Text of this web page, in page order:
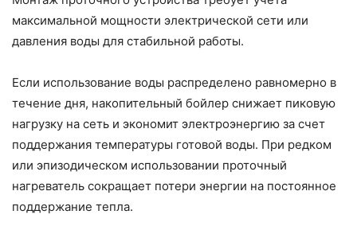
максимальной мощности электрической сети или
давления воды для стабильной работы.
Если использование воды распределено равномерно в
течение дня, накопительный бойлер снижает пиковую
нагрузку на сеть и экономит электроэнергию за счет
поддержания температуры готовой воды. При редком
или эпизодическом использовании проточный
нагреватель сокращает потери энергии на постоянное
поддержание тепла.